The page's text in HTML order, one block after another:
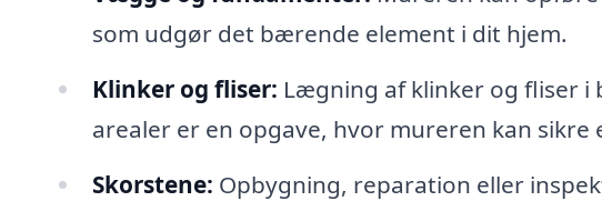
som udgør det bærende element i dit hjem.
Klinker og fliser: Lægning af klinker og fliser i
arealer er en opgave, hvor mureren kan
Skorstene: Opbygning, reparation eller